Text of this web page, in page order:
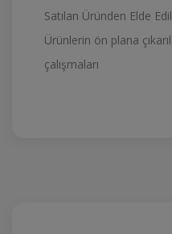
Satılan Üründen Elde
Ürünlerin ön plana
çalışmaları